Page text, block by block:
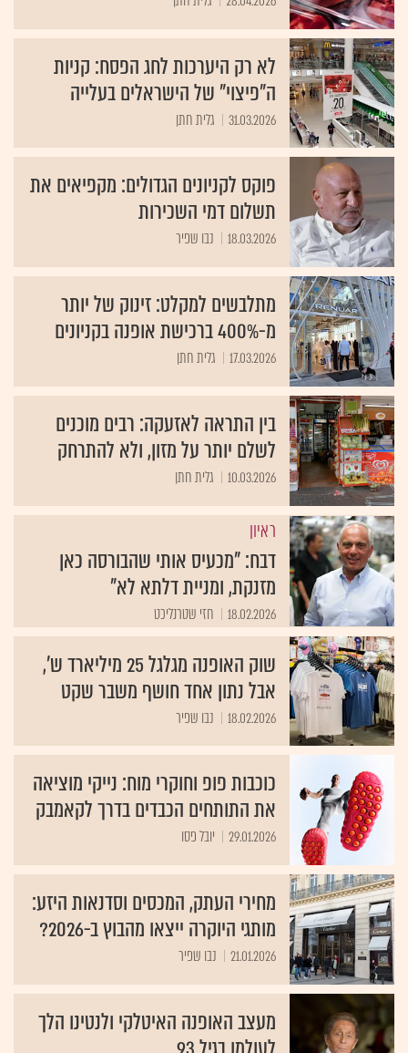
לא רק היערכות לחג הפסח: קניות
ה"פיצוי" של הישראלים בעלייה
31.03.2026 גלית חתן
פוקס לקניונים הגדולים: מקפיאים את
תשלום דמי השכירות
18.03.2026 נבו שפיר
מתלבשים למקלט: זינוק של יותר
מ-400% ברכישת אופנה בקניונים
17.03.2026 גלית חתן
בין התראה לאזעקה: רבים מוכנים
לשלם יותר על מזון, ולא להתרחק
10.03.2026 גלית חתן
ראיון
דבח: "מכעיס אותי שהבורסה כאן
מזנקת, ומניית דלתא לא"
18.02.2026 חזי שטרנליכט
שוק האופנה מגלגל 25 מיליארד ש',
אבל נתון אחד חושף משבר שקט
18.02.2026 נבו שפיר
כוכבות פופ וחוקרי מוח: נייקי מוציאה
את התותחים הכבדים בדרך לקאמבק
29.01.2026 יובל פסו
מחירי העתק, המכסים וסדנאות היזע:
מותגי היוקרה ייצאו מהבוץ ב-2026?
21.01.2026 נבו שפיר
מעצב האופנה האיטלקי ולנטינו הלך